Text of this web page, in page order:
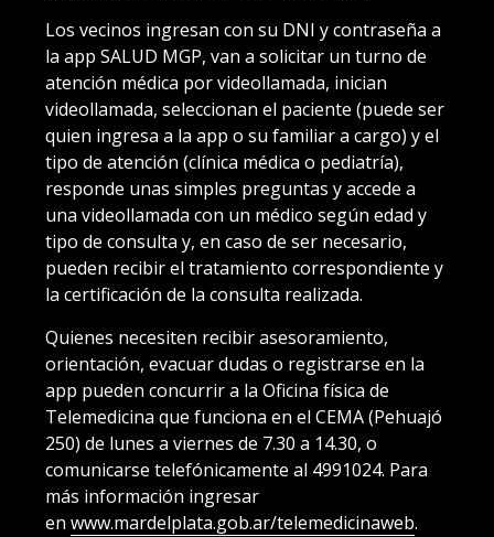
Los vecinos ingresan con su DNI y contraseña a
la app SALUD MGP, van a solicitar un turno de
atención médica por videollamada, inician
videollamada, seleccionan el paciente (puede ser
quien ingresa a la app o su familiar a cargo) y el
tipo de atención (clínica médica o pediatría),
responde unas simples preguntas y accede a
una videollamada con un médico según edad y
tipo de consulta y, en caso de ser necesario,
pueden recibir el tratamiento correspondiente y
la certificación de la consulta realizada.
Quienes necesiten recibir asesoramiento,
orientación, evacuar dudas o registrarse en la
app pueden concurrir a la Oficina física de
Telemedicina que funciona en el CEMA (Pehuajó
250) de lunes a viernes de 7.30 a 14.30, o
comunicarse telefónicamente al 4991024. Para
más información ingresar
en www.mardelplata.gob.ar/telemedicinaweb.